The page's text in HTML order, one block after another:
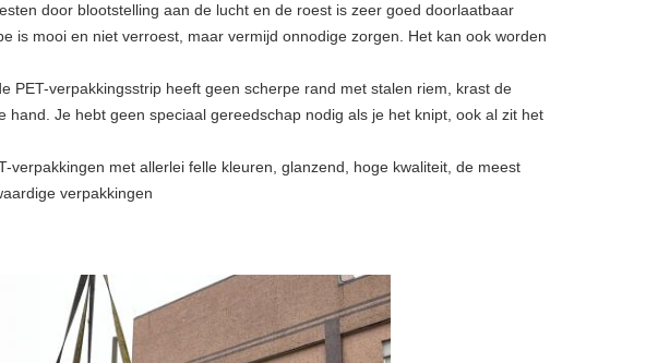
door blootstelling aan de lucht en de roest is zeer goed doorlaatbaar
is mooi en niet verroest, maar vermijd onnodige zorgen. Het kan ook worden
PET-verpakkingsstrip heeft geen scherpe rand met stalen riem, krast de
hand. Je hebt geen speciaal gereedschap nodig als je het knipt, ook al zit het
verpakkingen met allerlei felle kleuren, glanzend, hoge kwaliteit, de meest
verpakkingen